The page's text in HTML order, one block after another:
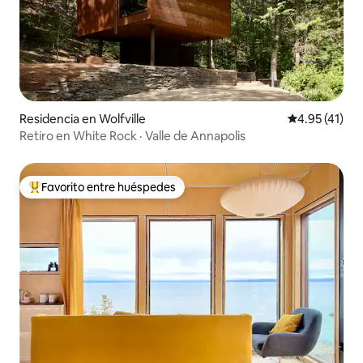
Residencia en Wolfville Calificación
4.95 (41)
Retiro en White Rock · Valle de Annapolis
De los mejores en Favorito entre huéspedes
Favorito entre huéspedes